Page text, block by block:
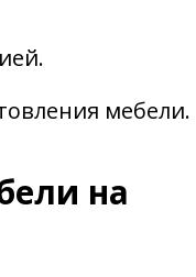
мебели.
на